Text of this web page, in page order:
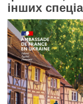
інших